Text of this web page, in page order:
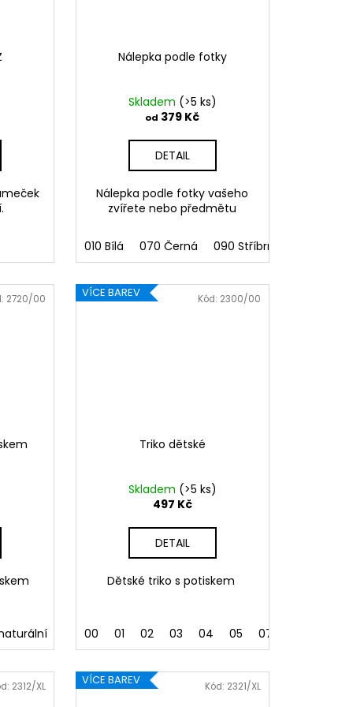
Nálepka podle fotky
Skladem (>5 ks)
od 379 Kč
DETAIL
Nálepka podle fotky vašeho
zvířete nebo předmětu
010 Bílá 070 Černá 090 Stříbrná
2720/00 VÍCE BAREV
Triko dětské
Skladem (>5 ks)
497 Kč
DETAIL
Dětské triko s potiskem
00 01 02 03 04 05 07
Kód: 2300/00
2312/XL VÍCE BAREV Kód: 2321/XL